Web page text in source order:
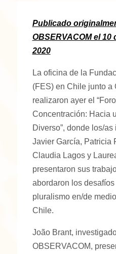
Publicado
OBSERVACOM el 10
2020
La oficina de la
(FES) en Chile junto a
realizaron ayer el
Concentración: Hacia
Diverso”, donde los/
Javier García, Patricia
Claudia Lagos y
presentaron sus
abordaron los desafíos
pluralismo en/de
Chile.
João Brant,
OBSERVACOM,